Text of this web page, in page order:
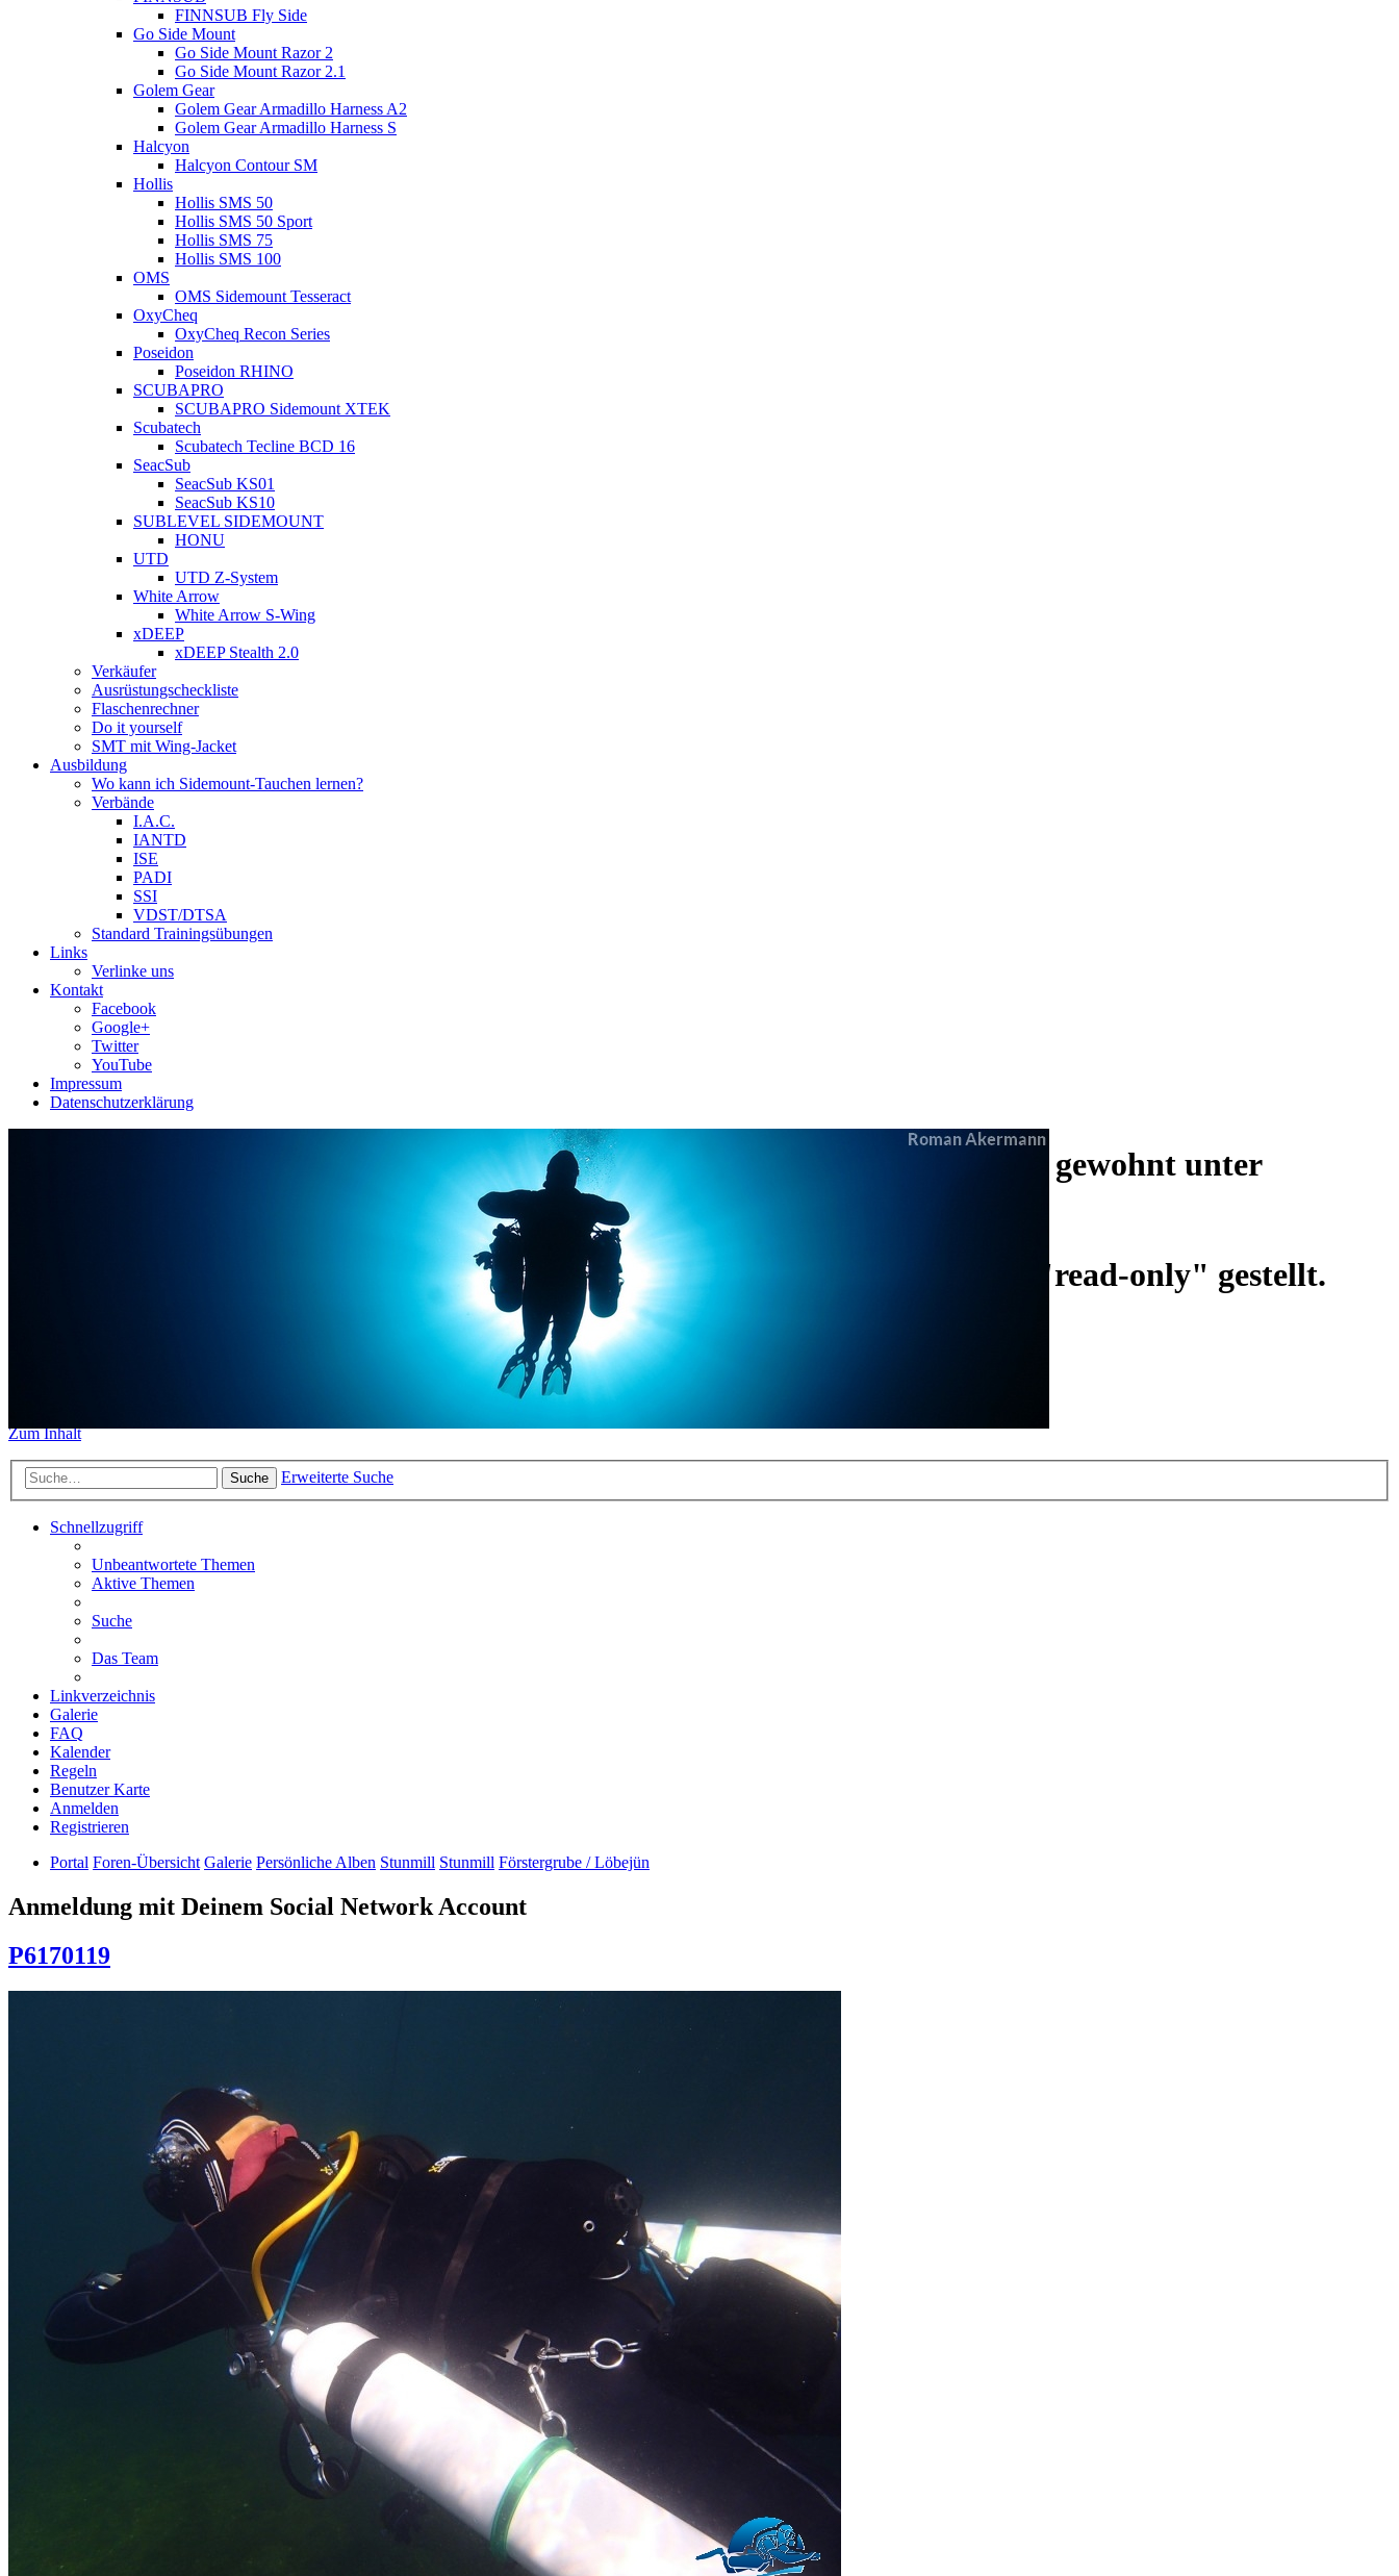
FINNSUB Fly Side
Go Side Mount
Go Side Mount Razor 2
Go Side Mount Razor 2.1
Golem Gear
Golem Gear Armadillo Harness A2
Golem Gear Armadillo Harness S
Halcyon
Halcyon Contour SM
Hollis
Hollis SMS 50
Hollis SMS 50 Sport
Hollis SMS 75
Hollis SMS 100
OMS
OMS Sidemount Tesseract
OxyCheq
OxyCheq Recon Series
Poseidon
Poseidon RHINO
SCUBAPRO
SCUBAPRO Sidemount XTEK
Scubatech
Scubatech Tecline BCD 16
SeacSub
SeacSub KS01
SeacSub KS10
SUBLEVEL SIDEMOUNT
HONU
UTD
UTD Z-System
White Arrow
White Arrow S-Wing
xDEEP
xDEEP Stealth 2.0
Verkäufer
Ausrüstungscheckliste
Flaschenrechner
Do it yourself
SMT mit Wing-Jacket
Ausbildung
Wo kann ich Sidemount-Tauchen lernen?
Verbände
I.A.C.
IANTD
ISE
PADI
SSI
VDST/DTSA
Standard Trainingsübungen
Links
Verlinke uns
Kontakt
Facebook
Google+
Twitter
YouTube
Impressum
Datenschutzerklärung
Das Sidemount-Forum ist auf ein neues Forensystem umgezogen und wie gewohnt unter
https://www.sidemount-forum.comerreichbar.
Das alte Forum hier existiert nur aufgrund der
und ist auf "read-only" gestellt.
Zum Inhalt
Suche Erweiterte Suche
Schnellzugriff
Unbeantwortete Themen
Aktive Themen
Suche
Das Team
Linkverzeichnis
Galerie
FAQ
Kalender
Regeln
Benutzer Karte
Anmelden
Registrieren
Portal Foren-Übersicht Galerie Persönliche Alben Stunmill Stunmill Förstergrube / Löbejün
Anmeldung mit Deinem Social Network Account
P6170119